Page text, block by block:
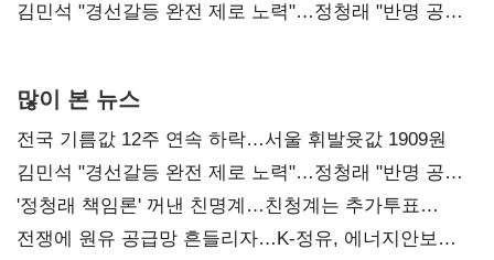
다툼 격화
김민석 "경선갈등 완전 제로 노력"…정청래 "반명 공세
많이 본 뉴스
전국 기름값 12주 연속 하락…서울 휘발윳값 1909원
김민석 "경선갈등 완전 제로 노력"…정청래 "반명 공세
사과부터"
'정청래 책임론' 꺼낸 친명계…친청계는 추가투표
때리기
전쟁에 원유 공급망 흔들리자…K-정유, 에너지안보